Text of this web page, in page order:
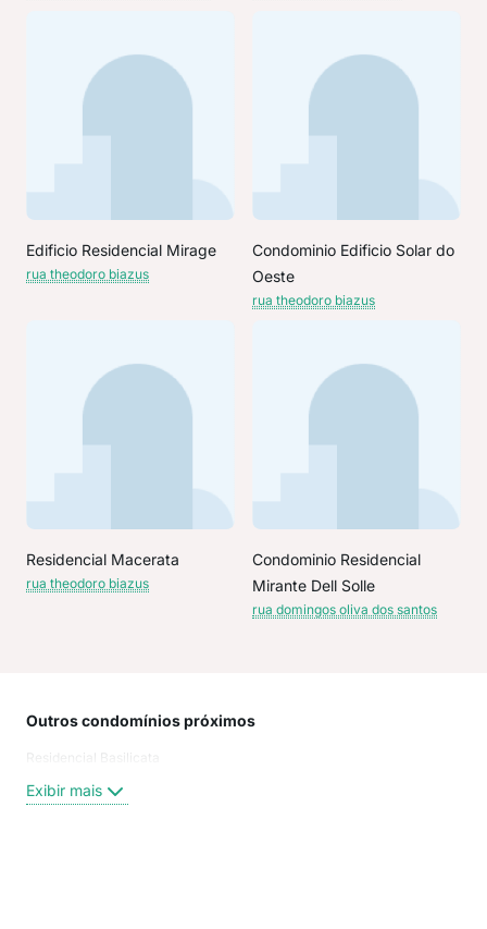
Edificio Residencial Mirage
rua theodoro biazus
Condominio Edificio Solar do
Oeste
rua theodoro biazus
Residencial Macerata
rua theodoro biazus
Condominio Residencial
Mirante Dell Solle
rua domingos oliva dos santos
Outros condomínios próximos
Residencial Basilicata
Exibir mais